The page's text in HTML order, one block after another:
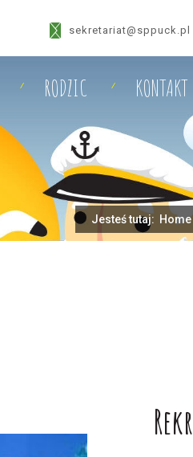
sekretariat@sppuck.pl
RODZIC KONTAKT
Jesteś tutaj: Home